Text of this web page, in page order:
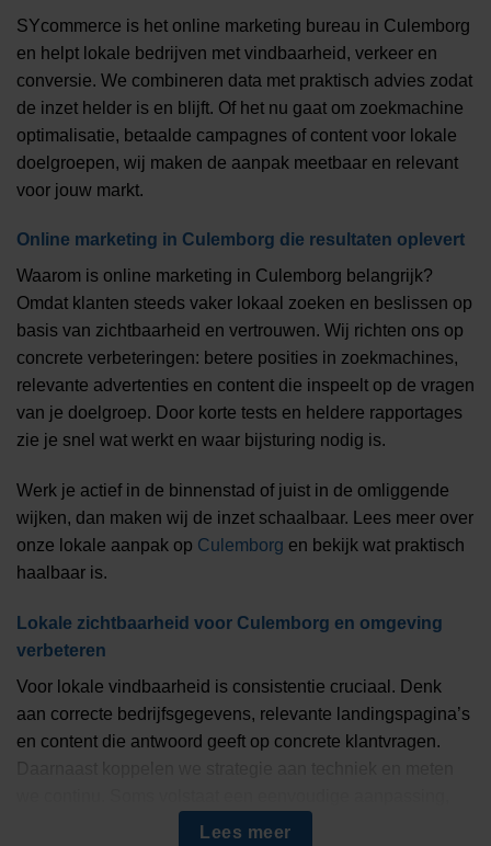
SYcommerce is het online marketing bureau in Culemborg
en helpt lokale bedrijven met vindbaarheid, verkeer en
conversie. We combineren data met praktisch advies zodat
de inzet helder is en blijft. Of het nu gaat om zoekmachine
optimalisatie, betaalde campagnes of content voor lokale
doelgroepen, wij maken de aanpak meetbaar en relevant
voor jouw markt.
Online marketing in Culemborg die resultaten oplevert
Waarom is online marketing in Culemborg belangrijk?
Omdat klanten steeds vaker lokaal zoeken en beslissen op
basis van zichtbaarheid en vertrouwen. Wij richten ons op
concrete verbeteringen: betere posities in zoekmachines,
relevante advertenties en content die inspeelt op de vragen
van je doelgroep. Door korte tests en heldere rapportages
zie je snel wat werkt en waar bijsturing nodig is.
Werk je actief in de binnenstad of juist in de omliggende
wijken, dan maken wij de inzet schaalbaar. Lees meer over
onze lokale aanpak op Culemborg en bekijk wat praktisch
haalbaar is.
Lokale zichtbaarheid voor Culemborg en omgeving
verbeteren
Voor lokale vindbaarheid is consistentie cruciaal. Denk
aan correcte bedrijfsgegevens, relevante landingspagina’s
en content die antwoord geeft op concrete klantvragen.
soms is een meerjarige opbouw nodig.
Lees meer